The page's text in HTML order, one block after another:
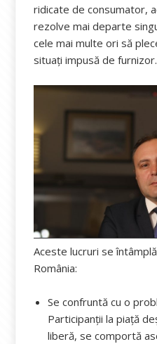
ridicate de consumator,
rezolve mai departe
cele mai multe ori să
situați impusă de furnizor.
Aceste lucruri se
România:
Se confruntă cu o
Participanții la piață
liberă, se comportă